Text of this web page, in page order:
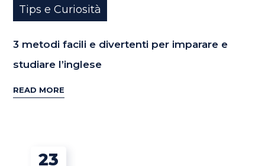
Tips e Curiosità
3 metodi facili e divertenti per imparare e
studiare l’inglese
READ MORE
23